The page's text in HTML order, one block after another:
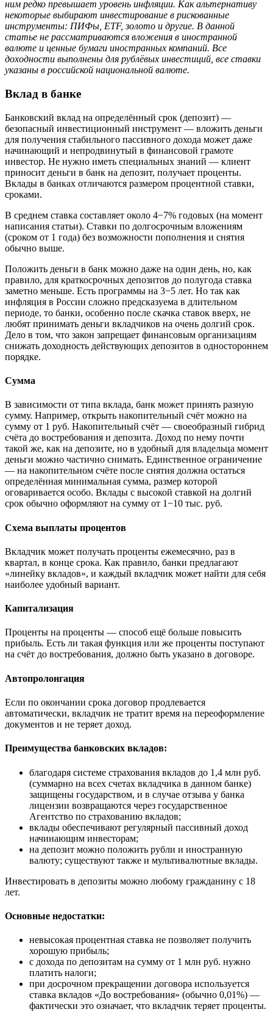
ним редко превышает уровень инфляции. Как альтернативу
некоторые выбирают инвестирование в рискованные
инструменты: ПИФы, ETF, золото и другие. В данной
статье не рассматриваются вложения в иностранной
валюте и ценные бумаги иностранных компаний. Все
доходности выполнены для рублёвых инвестиций, все ставки
указаны в российской национальной валюте.
Вклад в банке
Банковский вклад на определённый срок (депозит) —
безопасный инвестиционный инструмент — вложить деньги
для получения стабильного пассивного дохода может даже
начинающий и непродвинутый в финансовой грамоте
инвестор. Не нужно иметь специальных знаний — клиент
приносит деньги в банк на депозит, получает проценты.
Вклады в банках отличаются размером процентной ставки,
сроками.
В среднем ставка составляет около 4−7% годовых (на момент
написания статьи). Ставки по долгосрочным вложениям
(сроком от 1 года) без возможности пополнения и снятия
обычно выше.
Положить деньги в банк можно даже на один день, но, как
правило, для краткосрочных депозитов до полугода ставка
заметно меньше. Есть программы на 3−5 лет. Но так как
инфляция в России сложно предсказуема в длительном
периоде, то банки, особенно после скачка ставок вверх, не
любят принимать деньги вкладчиков на очень долгий срок.
Дело в том, что закон запрещает финансовым организациям
снижать доходность действующих депозитов в одностороннем
порядке.
Сумма
В зависимости от типа вклада, банк может принять разную
сумму. Например, открыть накопительный счёт можно на
сумму от 1 руб. Накопительный счёт — своеобразный гибрид
счёта до востребования и депозита. Доход по нему почти
такой же, как на депозите, но в удобный для владельца момент
деньги можно частично снимать. Единственное ограничение
— на накопительном счёте после снятия должна остаться
определённая минимальная сумма, размер которой
оговаривается особо. Вклады с высокой ставкой на долгий
срок обычно оформляют на сумму от 1−10 тыс. руб.
Схема выплаты процентов
Вкладчик может получать проценты ежемесячно, раз в
квартал, в конце срока. Как правило, банки предлагают
«линейку вкладов», и каждый вкладчик может найти для себя
наиболее удобный вариант.
Капитализация
Проценты на проценты — способ ещё больше повысить
прибыль. Есть ли такая функция или же проценты поступают
на счёт до востребования, должно быть указано в договоре.
Автопролонгация
Если по окончании срока договор продлевается
автоматически, вкладчик не тратит время на переоформление
документов и не теряет доход.
Преимущества банковских вкладов:
благодаря системе страхования вкладов до 1,4 млн руб.
(суммарно на всех счетах вкладчика в данном банке)
защищены государством, и в случае отзыва у банка
лицензии возвращаются через государственное
Агентство по страхованию вкладов;
вклады обеспечивают регулярный пассивный доход
начинающим инвесторам;
на депозит можно положить рубли и иностранную
валюту; существуют также и мультивалютные вклады.
Инвестировать в депозиты можно любому гражданину с 18
лет.
Основные недостатки:
невысокая процентная ставка не позволяет получить
хорошую прибыль;
с дохода по депозитам на сумму от 1 млн руб. нужно
платить налоги;
при досрочном прекращении договора используется
ставка вкладов «До востребования» (обычно 0,01%) —
фактически это означает, что вкладчик теряет проценты.